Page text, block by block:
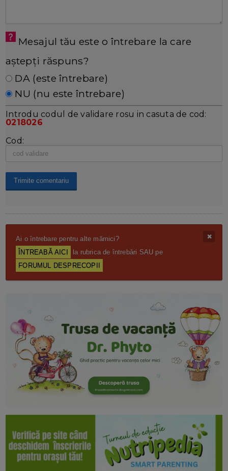
Mesajul tău este o întrebare la care
aștepți răspuns?
DA (este întrebare)
NU (nu este întrebare)
Introdu codul de validare rosu in casuta de cod:
0218026
Cod:
Ai o întrebare pentru alte mămici?
ÎNTREABĂ AICI
la rubrica de întrebări SAU pe
FORUMUL DESPRECOPII